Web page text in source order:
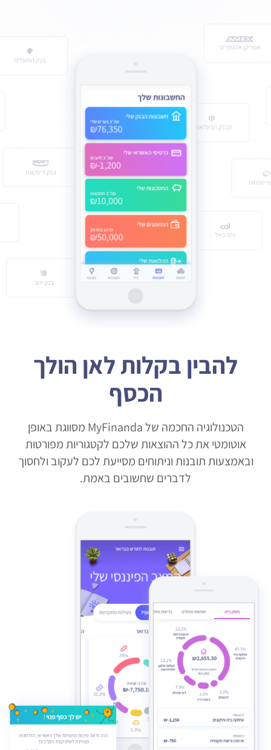
להבין בקלות לאן הולך
הכסף
הטכנולוגיה החכמה של MyFinanda מסווגת באופן
אוטומטי את כל ההוצאות שלכם לקטגוריות מפורטות
ובאמצעות תובנות וניתוחים מסייעת לכם לעקוב ולחסוך
לדברים שחשובים באמת.